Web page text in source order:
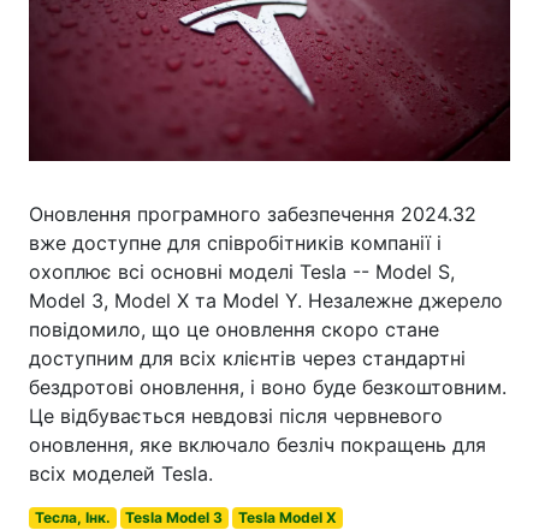
Оновлення програмного забезпечення 2024.32
вже доступне для співробітників компанії і
охоплює всі основні моделі Tesla -- Model S,
Model 3, Model X та Model Y. Незалежне джерело
повідомило, що це оновлення скоро стане
доступним для всіх клієнтів через стандартні
бездротові оновлення, і воно буде безкоштовним.
Це відбувається невдовзі після червневого
оновлення, яке включало безліч покращень для
всіх моделей Tesla.
Тесла, Інк. Tesla Model 3 Tesla Model X